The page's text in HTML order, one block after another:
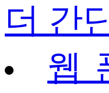
더 간
웹